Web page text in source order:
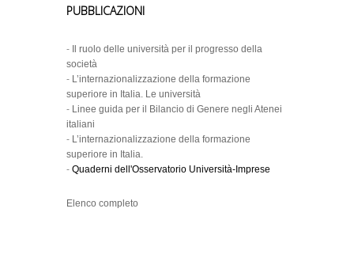
PUBBLICAZIONI
-
Il ruolo delle università per il progresso della
società
- L’internazionalizzazione della formazione
superiore in Italia. Le università
- Linee guida per il Bilancio di Genere negli Atenei
italiani
- L’internazionalizzazione della formazione
superiore in Italia.
- Quaderni dell'Osservatorio Università-Imprese
Elenco completo